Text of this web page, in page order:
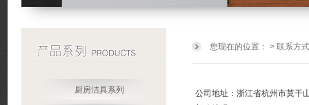
厨房洁具系列
您现在的位置： > 联系方式
公司地址：浙江省杭州市莫干